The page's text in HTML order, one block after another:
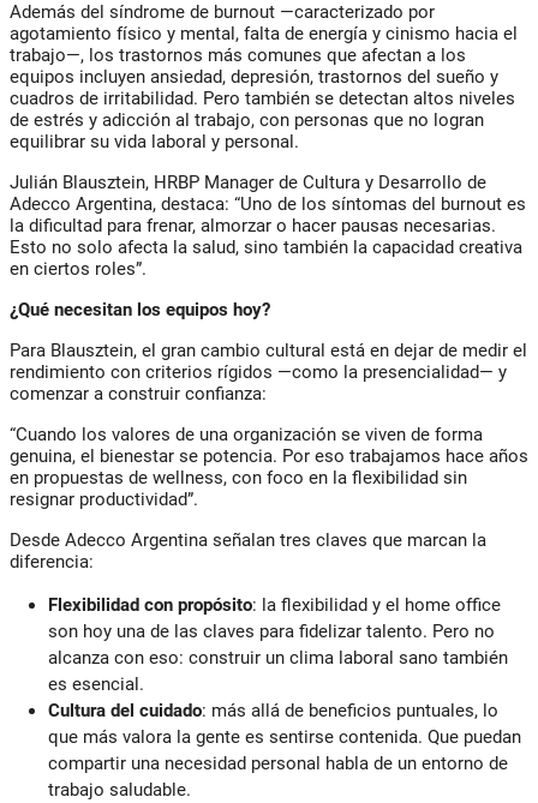
Además del síndrome de burnout —caracterizado por
agotamiento físico y mental, falta de energía y cinismo hacia el
trabajo—, los trastornos más comunes que afectan a los
equipos incluyen ansiedad, depresión, trastornos del sueño y
cuadros de irritabilidad. Pero también se detectan altos niveles
de estrés y adicción al trabajo, con personas que no logran
equilibrar su vida laboral y personal.
Julián Blausztein, HRBP Manager de Cultura y Desarrollo de
Adecco Argentina, destaca: “Uno de los síntomas del burnout es
la dificultad para frenar, almorzar o hacer pausas necesarias.
Esto no solo afecta la salud, sino también la capacidad creativa
en ciertos roles”.
¿Qué necesitan los equipos hoy?
Para Blausztein, el gran cambio cultural está en dejar de medir el
rendimiento con criterios rígidos —como la presencialidad— y
comenzar a construir confianza:
“Cuando los valores de una organización se viven de forma
genuina, el bienestar se potencia. Por eso trabajamos hace años
en propuestas de wellness, con foco en la flexibilidad sin
resignar productividad”.
Desde Adecco Argentina señalan tres claves que marcan la
diferencia:
Flexibilidad con propósito: la flexibilidad y el home office
son hoy una de las claves para fidelizar talento. Pero no
alcanza con eso: construir un clima laboral sano también
es esencial.
Cultura del cuidado: más allá de beneficios puntuales, lo
que más valora la gente es sentirse contenida. Que puedan
compartir una necesidad personal habla de un entorno de
trabajo saludable.